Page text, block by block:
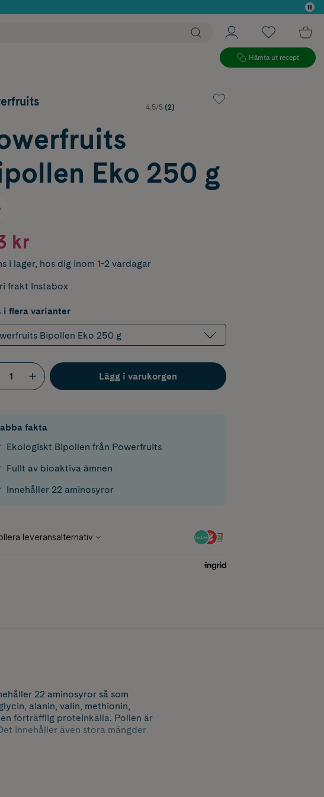
Hämta ut recept
4.5/5 (2)
Eko 250 g
kr
i lager, hos dig inom 1-2 vardagar
frakt Instabox
i flera varianter
Bipollen Eko 250 g
Lägg i varukorgen
fakta
Ekologiskt Bipollen från Powerfruits
Fullt av bioaktiva ämnen
Innehåller 22 aminosyror
22 aminosyror så som
alanin, valin, methionin,
förträfflig proteinkälla. Pollen är
innehåller även stora mängder